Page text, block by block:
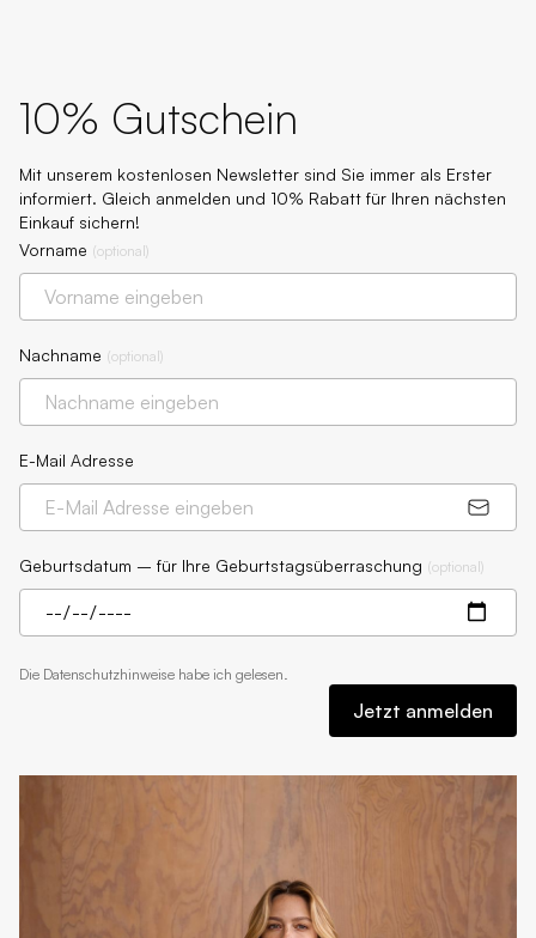
10% Gutschein
Mit unserem kostenlosen Newsletter sind Sie immer als Erster
informiert. Gleich anmelden und 10% Rabatt für Ihren nächsten
Einkauf sichern!
Vorname (optional)
Nachname (optional)
E-Mail Adresse
Geburtsdatum – für Ihre Geburtstagsüberraschung (optional)
Die Datenschutzhinweise habe ich gelesen.
Jetzt anmelden